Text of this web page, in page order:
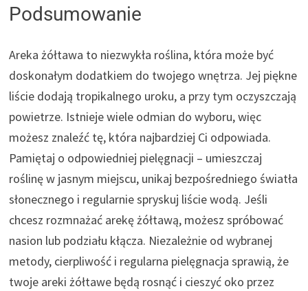
Podsumowanie
Areka żółtawa to niezwykła roślina, która może być
doskonałym dodatkiem do twojego wnętrza. Jej piękne
liście dodają tropikalnego uroku, a przy tym oczyszczają
powietrze. Istnieje wiele odmian do wyboru, więc
możesz znaleźć tę, która najbardziej Ci odpowiada.
Pamiętaj o odpowiedniej pielęgnacji – umieszczaj
roślinę w jasnym miejscu, unikaj bezpośredniego światła
słonecznego i regularnie spryskuj liście wodą. Jeśli
chcesz rozmnażać arekę żółtawą, możesz spróbować
nasion lub podziału kłącza. Niezależnie od wybranej
metody, cierpliwość i regularna pielęgnacja sprawią, że
twoje areki żółtawe będą rosnąć i cieszyć oko przez